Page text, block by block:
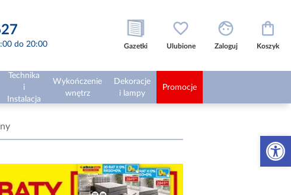
Otwórz
do 20:00 Gazetki Ulubione Zaloguj Koszyk
Technika
i
Instalacja
Wykończenie
wnętrz
Dekoracje
i lampy
Promocje